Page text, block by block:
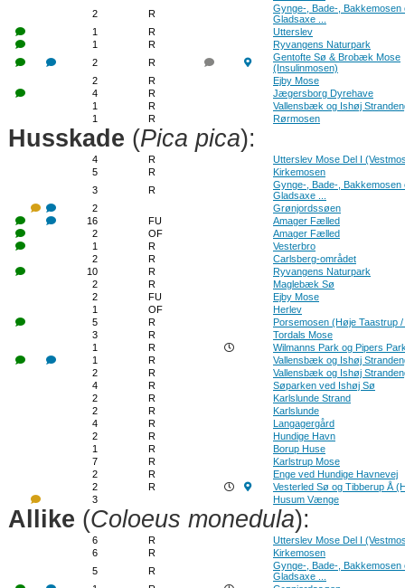
2
R
Gynge-, Bade-, Bakkemosen
Gladsaxe ...
1
R
Utterslev
1
R
Ryvangens Naturpark
2
R
Gentofte Sø & Brobæk Mose
(Insulinmosen)
2
R
Ejby Mose
4
R
Jægersborg Dyrehave
1
R
Vallensbæk og Ishøj
1
R Rørmosen
Husskade (Pica pica):
4 R
Utterslev Mose Del I
5
R
Kirkemosen
3
R
Gynge-, Bade-, Bakkemosen
Gladsaxe ...
2
Grønjordssøen
16
FU
Amager Fælled
2
OF
Amager Fælled
1
R
Vesterbro
2
R
Carlsberg-området
10
R
Ryvangens Naturpark
2
R
Maglebæk Sø
2
FU
Ejby Mose
1
OF
Herlev
5
R
Porsemosen (Høje Taastrup /
3
R
Tordals Mose
1
R
Wilmanns Park og Pipers
1
R
Vallensbæk og Ishøj
2
R
Vallensbæk og Ishøj
4
R
Søparken ved Ishøj Sø
2
R
Karlslunde Strand
2
R
Karlslunde
4
R
Langagergård
2
R
Hundige Havn
1
R
Borup Huse
7
R
Karlstrup Mose
2
R
Enge ved Hundige Havnevej
2
R
Vesterled Sø og Tibberup Å
3
Husum Vænge
Allike (Coloeus monedula):
6 R
Utterslev Mose Del I
6
R
Kirkemosen
5
R
Gynge-, Bade-, Bakkemosen
Gladsaxe ...